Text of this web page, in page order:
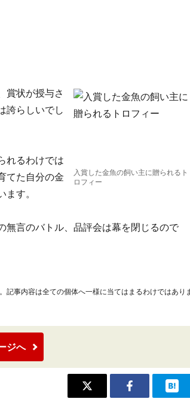
入賞した金魚の飼い主に贈られるト
ロフィー
賞状が授与さ
誇らしいでし
れるわけでは
てた自分の金
す。
無言のバトル、品評会は幕を閉じるので
事内容は全ての個体へ一様に当てはまるわけではあり
ジへ